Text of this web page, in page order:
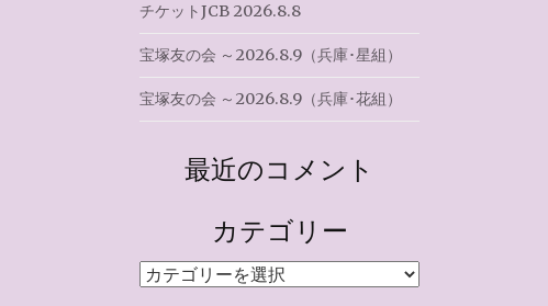
チケットJCB 2026.8.8
宝塚友の会 ～2026.8.9（兵庫･星組）
宝塚友の会 ～2026.8.9（兵庫･花組）
最近のコメント
カテゴリー
カ